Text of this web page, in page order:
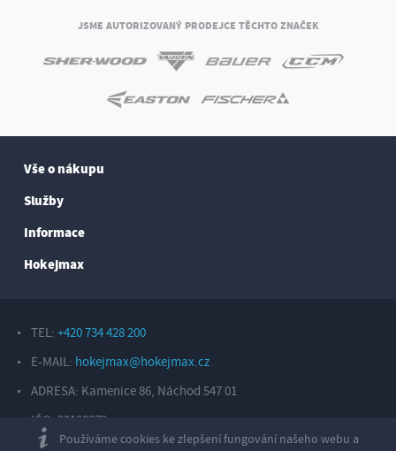
JSME AUTORIZOVANÝ PRODEJCE TĚCHTO ZNAČEK
Vše o nákupu
Služby
Informace
Hokejmax
TEL: +420 734 428 200
E-MAIL: hokejmax@hokejmax.cz
ADRESA: Kamenice 86, Náchod 547 01
IČO: 29198372
Používáme cookies ke zlepšení fungování našeho webu a